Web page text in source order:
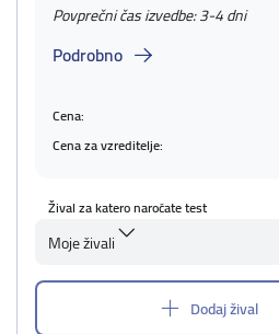
Povprečni čas izvedbe: 3-4 dni
Podrobno
Cena:
Cena za vzreditelje:
Žival za katero naročate test
Moje živali
Dodaj žival